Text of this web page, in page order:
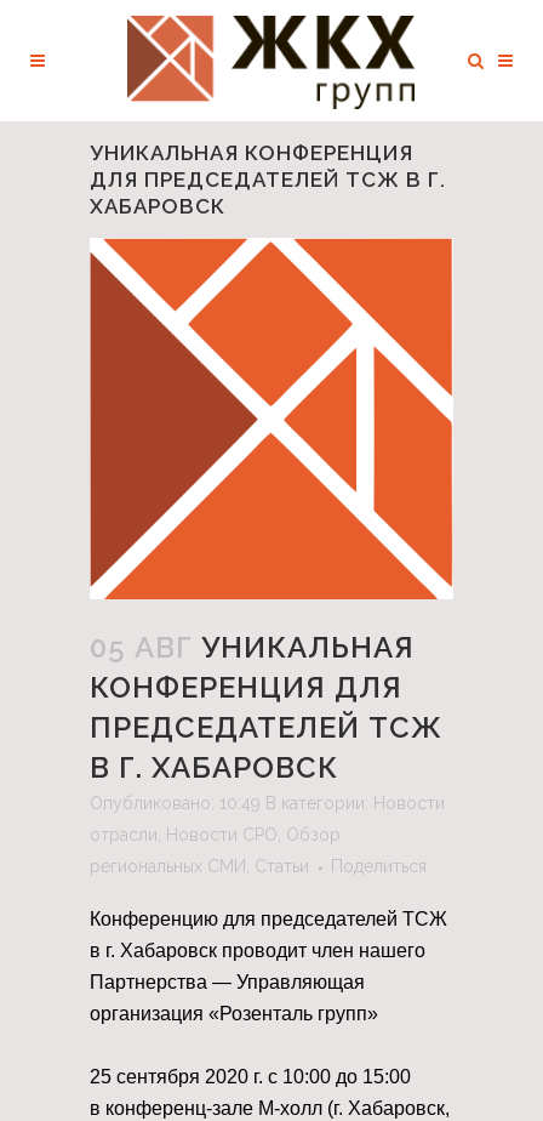
УНИКАЛЬНАЯ КОНФЕРЕНЦИЯ
ДЛЯ ПРЕДСЕДАТЕЛЕЙ ТСЖ В Г.
ХАБАРОВСК
05 АВГ УНИКАЛЬНАЯ
КОНФЕРЕНЦИЯ ДЛЯ
ПРЕДСЕДАТЕЛЕЙ ТСЖ
В Г. ХАБАРОВСК
Опубликовано: 10:49 В категории: Новости
отрасли
Новости СРО Обзор
региональных СМИ
Статьи Поделиться
Конференцию для председателей ТСЖ
в г. Хабаровск проводит член нашего
Партнерства — Управляющая
организация «Розенталь групп»
25 сентября 2020 г. с 10:00 до 15:00
в конференц-зале М-холл (г. Хабаровск,